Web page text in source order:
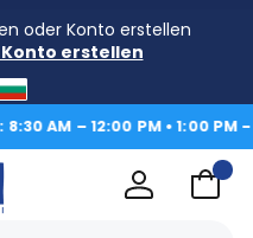
oder Konto erstellen
erstellen
– 12:00 PM • 1:00 PM -